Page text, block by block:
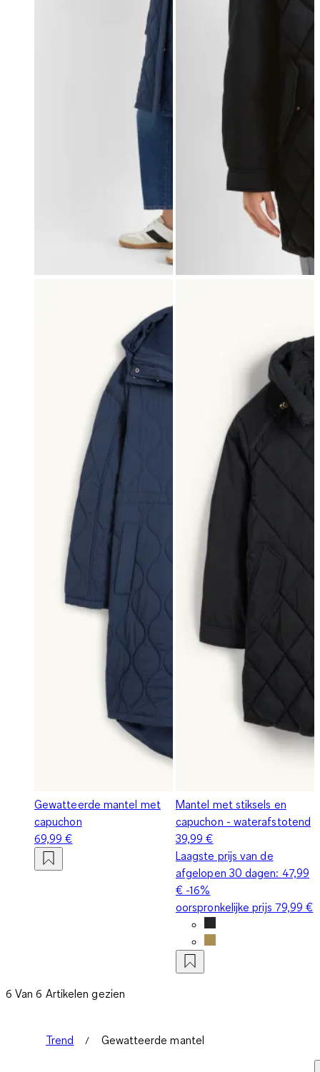
Gewatteerde mantel met
capuchon
69,99 €
Mantel met stiksels en
capuchon - waterafstotend
39,99 €
Laagste prijs van de
afgelopen 30 dagen: 47,99
€ -16%
oorspronkelijke prijs 79,99 €
6 Van 6 Artikelen gezien
Trend Gewatteerde mantel